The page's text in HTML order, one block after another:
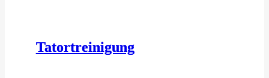
Tatortreinigung